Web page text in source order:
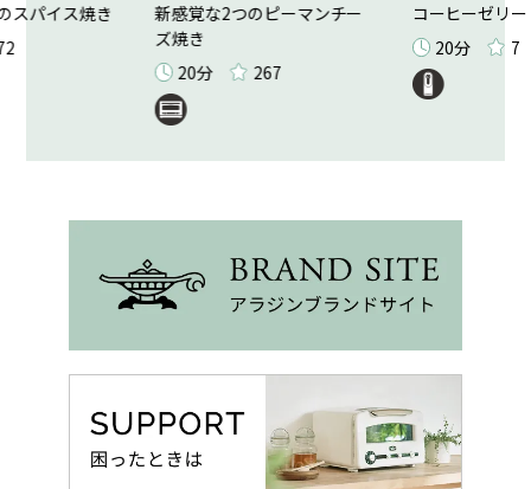
スパイス焼き
新感覚な2つのピーマンチー
ズ焼き
20分
267
コーヒーゼリー
20分
7